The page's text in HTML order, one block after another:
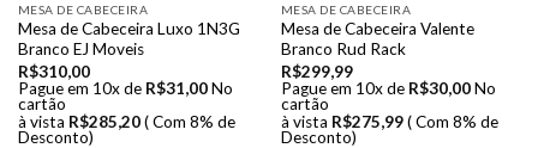
MESA DE CABECEIRA
Mesa de Cabeceira Luxo 1N3G
Branco EJ Moveis
R$310,00
Pague em 10x de R$31,00 No
cartão
à vista R$285,20 ( Com 8% de
Desconto)
MESA DE CABECEIRA
Mesa de Cabeceira Valente
Branco Rud Rack
R$299,99
Pague em 10x de R$30,00 No
cartão
à vista R$275,99 ( Com 8% de
Desconto)